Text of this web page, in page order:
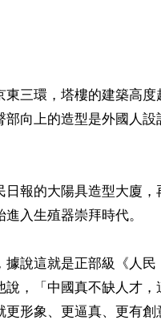
東三環，塔樓的建築高度
向上的造型是外國人設
報的大陽具造型大廈，
入生殖器崇拜時代。
據說這就是正部級《人民
說，「中國真不缺人才
形象、更逼真、更有創